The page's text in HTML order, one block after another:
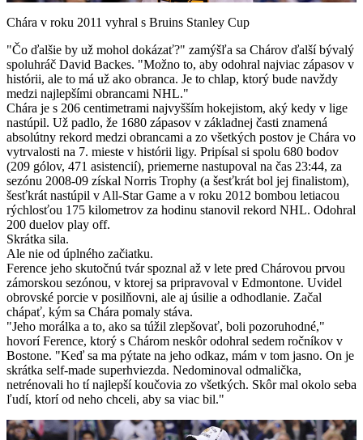
Video
Chára v roku 2011 vyhral s Bruins Stanley Cup
"Čo ďalšie by už mohol dokázať?" zamýšľa sa Chárov ďalší bývalý
spoluhráč David Backes. "Možno to, aby odohral najviac zápasov v
histórii, ale to má už ako obranca. Je to chlap, ktorý bude navždy
medzi najlepšími obrancami NHL."
Chára je s 206 centimetrami najvyšším hokejistom, aký kedy v lige
nastúpil. Už padlo, že 1680 zápasov v základnej časti znamená
absolútny rekord medzi obrancami a zo všetkých postov je Chára vo
vytrvalosti na 7. mieste v histórii ligy. Pripísal si spolu 680 bodov
(209 gólov, 471 asistencií), priemerne nastupoval na čas 23:44, za
sezónu 2008-09 získal Norris Trophy (a šesťkrát bol jej finalistom),
šesťkrát nastúpil v All-Star Game a v roku 2012 bombou letiacou
rýchlosťou 175 kilometrov za hodinu stanovil rekord NHL. Odohral
200 duelov play off.
Skrátka sila.
Ale nie od úplného začiatku.
Ference jeho skutočnú tvár spoznal až v lete pred Chárovou prvou
zámorskou sezónou, v ktorej sa pripravoval v Edmontone. Uvidel
obrovské porcie v posilňovni, ale aj úsilie a odhodlanie. Začal
chápať, kým sa Chára pomaly stáva.
"Jeho morálka a to, ako sa túžil zlepšovať, boli pozoruhodné,"
hovorí Ference, ktorý s Chárom neskôr odohral sedem ročníkov v
Bostone. "Keď sa ma pýtate na jeho odkaz, mám v tom jasno. On je
skrátka self-made superhviezda. Nedominoval odmalička,
netrénovali ho tí najlepší koučovia zo všetkých. Skôr mal okolo seba
ľudí, ktorí od neho chceli, aby sa viac bil."